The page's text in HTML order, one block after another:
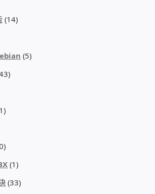
手冊
電子鎖
制
樓 車道管制系統
自動控制
紋、卡片、手機APP GPS打卡
(14)
(5)
(1)
(33)